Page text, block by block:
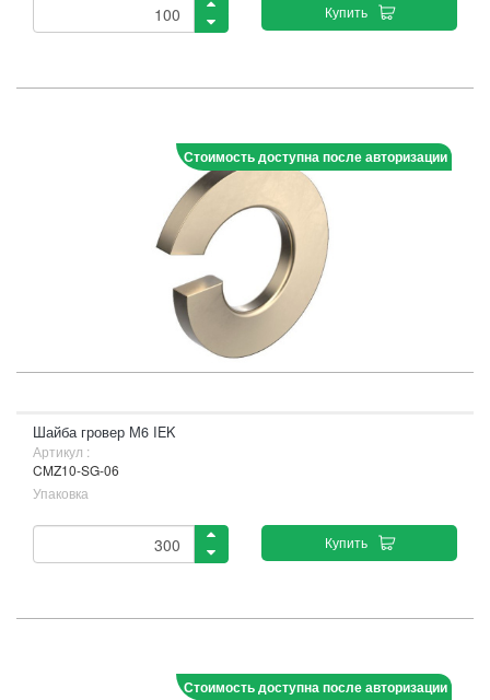
Купить
Стоимость доступна после авторизации
Шайба гровер М6 IEK
Артикул :
CMZ10-SG-06
Упаковка
Купить
Стоимость доступна после авторизации